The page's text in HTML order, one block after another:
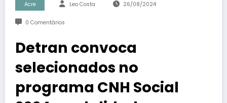
Acre Leo Costa 26/08/2024
0 Comentários
Detran convoca
selecionados no
programa CNH Social